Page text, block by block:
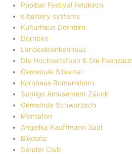
Poolbar Festival Feldkirch
e.battery systems
Kulturhaus Dornbirn
Dornbirn
Landeskrankenhaus
Die Hochzeitsfeen & Die
Gemeinde Silbertal
Kornhaus Romanshorn
Samigo Amusement Zürich
Gemeinde Schwarzach
Montafon
Angelika Kauffmann Saal
Bludenz
Sender Club